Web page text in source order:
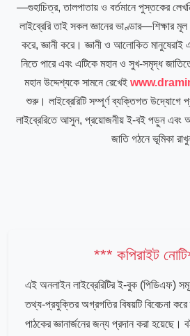
—গুহাচিত্র, তালপাতায় ও বর্তমানে পুস্তকের
লাইব্রেরি তাই সকল জ্ঞানের
করে, জ্ঞানী করে। জ্ঞানী ও আলোকিত
নিতে পারে এবং এটিকে মহান ও সুখ-সমৃদ্ধ
মহান উদ্দেশ্যকে সামনে রেখেই
শুরু। লাইব্রেরিটি সম্পূর্ণ ব্যক্তিগত উদ্যোগে
লাইব্রেরিতে আসুন, প্রয়োজনীয় ই-বই পড়ুন এবং
জাতি গঠনে ভূমিকা
*** কপিরাইট
এই অনলাইন লাইব্রেরিটির ই-বুক (পিডিএফ)
তথ্য-প্রযুক্তির অগ্রগতির বিষয়টি বিবেচনা
পাঠকের জ্ঞানার্জনের জন্য প্রদান করা হয়েছে।